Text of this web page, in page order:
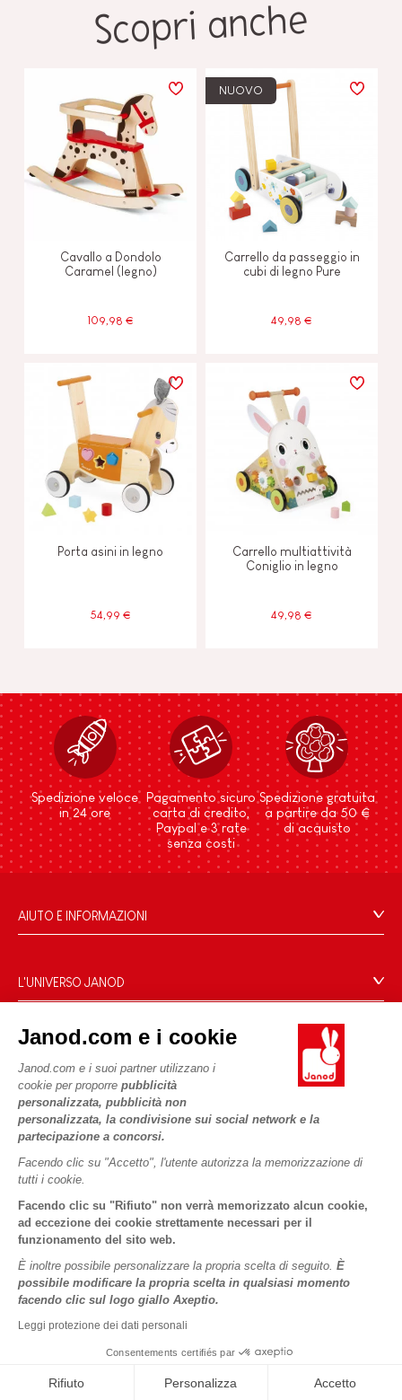
Janod.com e i cookie
Janod.com e i suoi partner utilizzano i
cookie per proporre pubblicità
personalizzata, pubblicità non
personalizzata, la condivisione sui social network e la
partecipazione a concorsi.
Facendo clic su "Accetto", l'utente autorizza la memorizzazione di
tutti i cookie.
Facendo clic su "Rifiuto" non verrà memorizzato alcun cookie,
ad eccezione dei cookie strettamente necessari per il
funzionamento del sito web.
È inoltre possibile personalizzare la propria scelta di seguito. È
possibile modificare la propria scelta in qualsiasi momento
facendo clic sul logo giallo Axeptio.
Leggi protezione dei dati personali
Consentements certifiés par
Rifiuto Personalizza Accetto
Scopri anche
Cavallo a Dondolo
Caramel (legno)
109,98 €
NUOVO
Carrello da passeggio in
cubi di legno Pure
49,98 €
Porta asini in legno
54,99 €
Carrello multiattività
Coniglio in legno
49,98 €
Spedizione veloce
in 24 ore
Pagamento sicuro
carta di credito,
Paypal e 3 rate
senza costi
Spedizione gratuita
a partire da 50 €
di acquisto
AIUTO E INFORMAZIONI
Domande Frequenti
Contatti
Negozi
Termini delle offerte
Dati personali
Cookies
Termini delle offerte
L'UNIVERSO JANOD
Le nostre attività
Impegni di RSI
Cos'è FSC®?
I NOSTRI SERVIZI
Pagamento
Acquista ora, paga dopo
Spedizione
Video
Regole di gioco e istruzioni
Pezzi staccati
Attività per bambini da scaricare
PROFESSIONALE
Contatti stampa
SEGUICI
Copyright © 2026 Janod - Tutti i diritti riservati -
legale